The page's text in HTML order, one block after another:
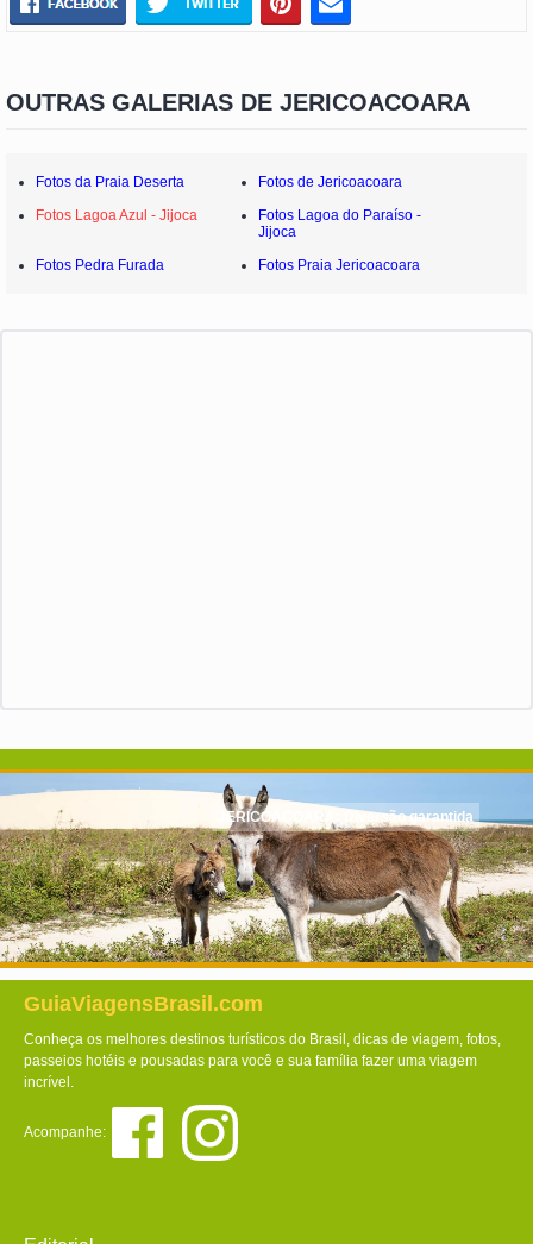
OUTRAS GALERIAS DE JERICOACOARA
Fotos da Praia Deserta
Fotos de Jericoacoara
Fotos Lagoa Azul - Jijoca
Fotos Lagoa do Paraíso -
Jijoca
Fotos Pedra Furada
Fotos Praia Jericoacoara
JERICOACOARA: Diversão garantida
GuiaViagensBrasil.com
Conheça os melhores destinos turísticos do Brasil, dicas de viagem, fotos,
passeios hotéis e pousadas para você e sua família fazer uma viagem
incrível.
Acompanhe: